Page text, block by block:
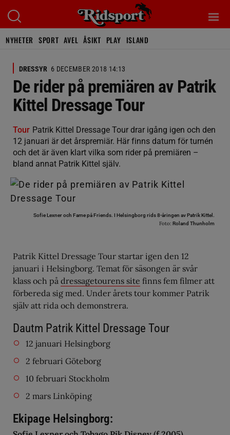
NYHETER SPORT AVEL ÅSIKT PLAY ISLAND
DRESSYR 6 DECEMBER 2018 14:13
De rider på premiären av Patrik
Kittel Dressage Tour
Tour Patrik Kittel Dressage Tour drar igång igen och den
12 januari är det årspremiär. Här finns datum för turnén
och det är även klart vilka som rider på premiären –
bland annat Patrik Kittel själv.
Sofie Lexner och Fame på Friends. I Helsingborg rids 8-åringen av Patrik Kittel.
Foto: Roland Thunholm
Patrik Kittel Dressage Tour startar igen den 12
januari i Helsingborg. Temat för säsongen är svår
klass och på dressagetourens site finns fem filmer att
förbereda sig med. Under årets tour kommer Patrik
själv att rida och demonstrera.
Dautm Patrik Kittel Dressage Tour
12 januari Helsingborg
2 februari Göteborg
10 februari Stockholm
2 mars Linköping
Ekipage Helsingborg: